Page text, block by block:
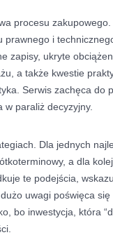
procesu
i
zapisy, ukryte
a także kwestie
Serwis zachęca do
w paraliż decyzyjny.
Dla jednych
a dla
te podejścia,
uwagi poświęca
bo inwestycja, która